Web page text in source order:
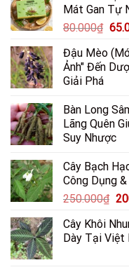
Mát Gan Tự
80.000₫ Giá
là:
Đậu Mèo
Ảnh" Đến
Giải Phá
Bàn Long
Lãng Quên
Suy Nhược
Cây Bạch
Công Dụng
250.000₫
là:
Cây Khôi
Dày Tại Việt